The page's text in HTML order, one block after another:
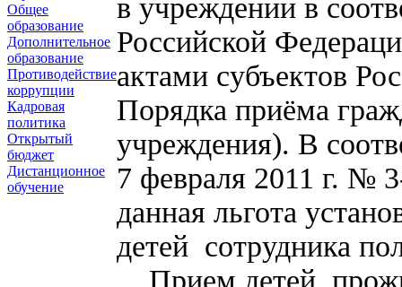
Общее
образование
Дополнительное
образование
Противодействие
коррупции
Кадровая
политика
Открытый
бюджет
Дистанционное
обучение
в учреждении в
Российской
актами субъектов
Порядка приёма
учреждения). В
7 февраля 2011 г. №
данная льгота
детей сотрудника